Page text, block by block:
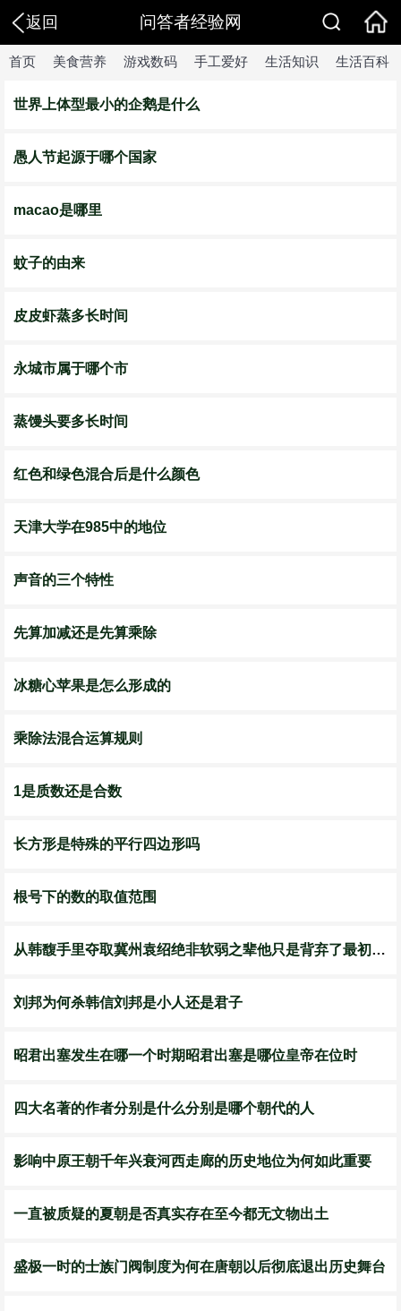
返回 问答者经验网
首页 美食营养 游戏数码 手工爱好 生活知识 生活百科
世界上体型最小的企鹅是什么
愚人节起源于哪个国家
macao是哪里
蚊子的由来
皮皮虾蒸多长时间
永城市属于哪个市
蒸馒头要多长时间
红色和绿色混合后是什么颜色
天津大学在985中的地位
声音的三个特性
先算加减还是先算乘除
冰糖心苹果是怎么形成的
乘除法混合运算规则
1是质数还是合数
长方形是特殊的平行四边形吗
根号下的数的取值范围
从韩馥手里夺取冀州袁绍绝非软弱之辈他只是背弃了最初理想
​刘邦为何杀韩信刘邦是小人还是君子
​昭君出塞发生在哪一个时期昭君出塞是哪位皇帝在位时
​四大名著的作者分别是什么分别是哪个朝代的人
影响中原王朝千年兴衰河西走廊的历史地位为何如此重要
一直被质疑的夏朝是否真实存在至今都无文物出土
盛极一时的士族门阀制度为何在唐朝以后彻底退出历史舞台